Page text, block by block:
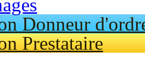
Donneur
Prestataire